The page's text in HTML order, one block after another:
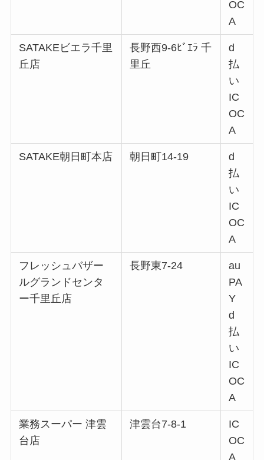
OC
A
SATAKEビエラ千里
丘店
長野西9-6ﾋﾞｴﾗ 千
里丘
d
払
い
IC
OC
A
SATAKE朝日町本店 朝日町14-19
d
払
い
IC
OC
A
フレッシュバザー
ルグランドセンタ
ー千里丘店
長野東7-24
au
PA
Y
d
払
い
IC
OC
A
業務スーパー 津雲
台店
津雲台7-8-1
IC
OC
A